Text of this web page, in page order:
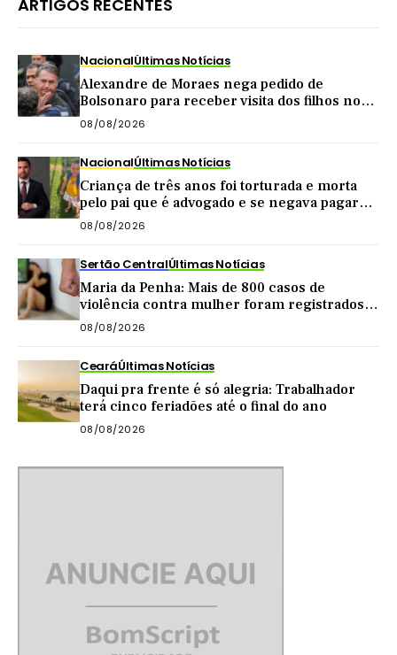
ARTIGOS RECENTES
NacionalÚltimas Notícias
Alexandre de Moraes nega pedido de
Bolsonaro para receber visita dos filhos no
dia dos pais
08/08/2026
NacionalÚltimas Notícias
Criança de três anos foi torturada e morta
pelo pai que é advogado e se negava pagar
pensão
08/08/2026
Sertão CentralÚltimas Notícias
Maria da Penha: Mais de 800 casos de
violência contra mulher foram registrados
no Sertão Central este ano
08/08/2026
CearáÚltimas Notícias
Daqui pra frente é só alegria: Trabalhador
terá cinco feriadões até o final do ano
08/08/2026